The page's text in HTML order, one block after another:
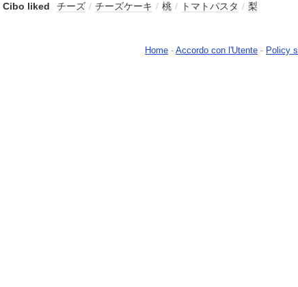
Cibo liked
チーズ / チーズケーキ / 桃 / トマトパスタ / 梨
Home - Accordo con l'Utente - Policy